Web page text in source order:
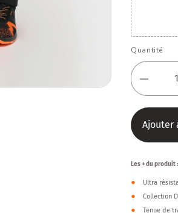
Quantité
la
de
Day
To
Ajouter
Les + du produit :
Ultra
Collection
Tenue de